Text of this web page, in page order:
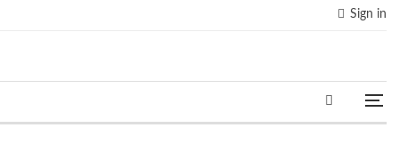
Sign in